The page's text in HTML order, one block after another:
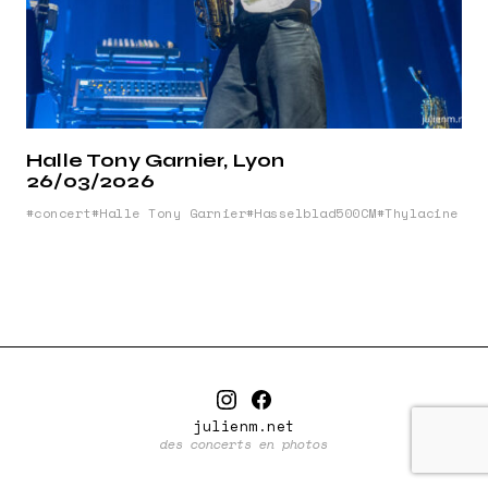
Halle Tony Garnier, Lyon
26/03/2026
concert Halle Tony Garnier Hasselblad500CM Thylacine
julienm.net
des concerts en photos